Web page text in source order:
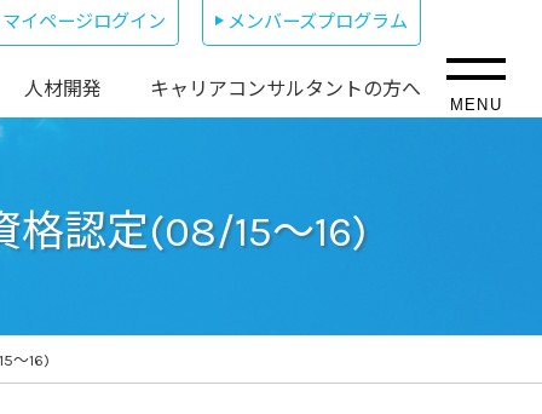
マイページログイン メンバーズプログラム
人材開発 キャリアコンサルタントの方へ
MENU
格認定(08/15～16)
～16)